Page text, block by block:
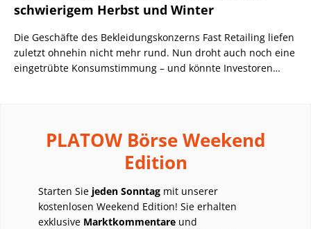
schwierigem Herbst und Winter
Die Geschäfte des Bekleidungskonzerns Fast Retailing liefen
zuletzt ohnehin nicht mehr rund. Nun droht auch noch eine
eingetrübte Konsumstimmung – und könnte Investoren
PLATOW Börse Weekend
Edition
Starten Sie jeden Sonntag mit unserer
kostenlosen Weekend Edition! Sie erhalten
exklusive Marktkommentare und